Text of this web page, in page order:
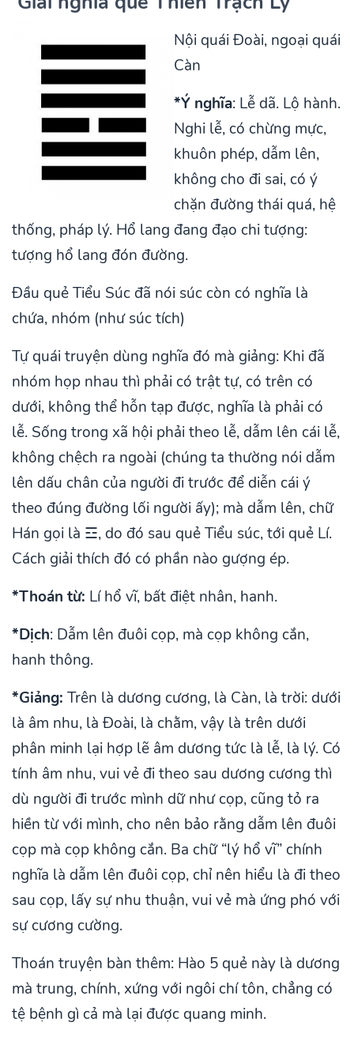
Nội quái Đoài, ngoại quái
Càn
*Ý nghĩa: Lễ dã. Lộ hành.
Nghi lễ, có chừng mực,
khuôn phép, dẫm lên,
không cho đi sai, có ý
chặn đường thái quá, hệ
thống, pháp lý. Hổ lang đang đạo chi tượng:
tượng hổ lang đón đường.
Đầu quẻ Tiểu Súc đã nói súc còn có nghĩa là
chứa, nhóm (như súc tích)
Tự quái truyện dùng nghĩa đó mà giảng: Khi đã
nhóm họp nhau thì phải có trật tự, có trên có
dưới, không thể hỗn tạp được, nghĩa là phải có
lễ. Sống trong xã hội phải theo lễ, dẫm lên cái lễ,
không chệch ra ngoài (chúng ta thường nói dẫm
lên dấu chân của người đi trước để diễn cái ý
theo đúng đường lối người ấy); mà dẫm lên, chữ
Hán gọi là ☲, do đó sau quẻ Tiểu súc, tới quẻ Lí.
Cách giải thích đó có phần nào gượng ép.
*Thoán từ: Lí hổ vĩ, bất điệt nhân, hanh.
*Dịch: Dẫm lên đuôi cọp, mà cọp không cắn,
hanh thông.
*Giảng: Trên là dương cương, là Càn, là trời: dưới
là âm nhu, là Đoài, là chằm, vậy là trên dưới
phân minh lại hợp lẽ âm dương tức là lễ, là lý. Có
tính âm nhu, vui vẻ đi theo sau dương cương thì
dù người đi trước mình dữ như cọp, cũng tỏ ra
hiền từ với mình, cho nên bảo rằng dẫm lên đuôi
cọp mà cọp không cắn. Ba chữ “lý hổ vĩ” chính
nghĩa là dẫm lên đuôi cọp, chỉ nên hiểu là đi theo
sau cọp, lấy sự nhu thuận, vui vẻ mà ứng phó với
sự cương cường.
Thoán truyện bàn thêm: Hào 5 quẻ này là dương
mà trung, chính, xứng với ngôi chí tôn, chẳng có
tệ bệnh gì cả mà lại được quang minh.